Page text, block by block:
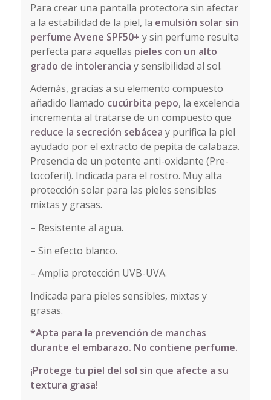
Para crear una pantalla protectora sin afectar
a la estabilidad de la piel, la emulsión solar sin
perfume Avene SPF50+ y sin perfume resulta
perfecta para aquellas pieles con un alto
grado de intolerancia y sensibilidad al sol.
Además, gracias a su elemento compuesto
añadido llamado cucúrbita pepo, la excelencia
incrementa al tratarse de un compuesto que
reduce la secreción sebácea y purifica la piel
ayudado por el extracto de pepita de calabaza.
Presencia de un potente anti-oxidante (Pre-
tocoferil). Indicada para el rostro. Muy alta
protección solar para las pieles sensibles
mixtas y grasas.
– Resistente al agua.
– Sin efecto blanco.
– Amplia protección UVB-UVA.
Indicada para pieles sensibles, mixtas y
grasas.
*Apta para la prevención de manchas
durante el embarazo. No contiene perfume.
¡Protege tu piel del sol sin que afecte a su
textura grasa!